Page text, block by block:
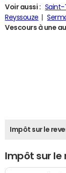
Voir aussi : Saint-
Reyssouze
Vescours à une
Impôt sur le
Impôt sur le